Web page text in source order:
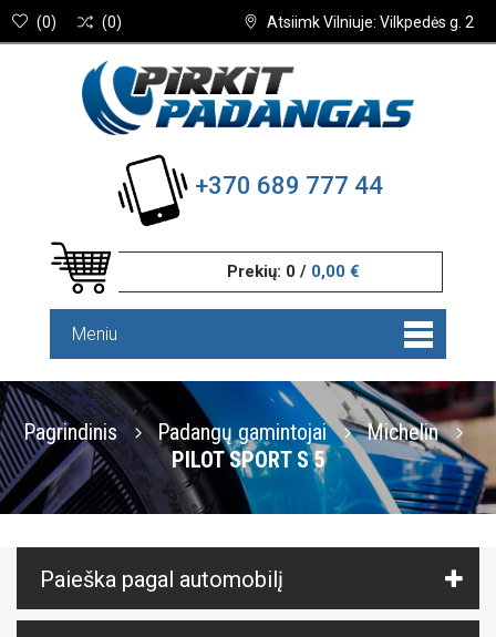
Atsiimk Vilniuje: Vilkpedės g. 2
(0) (0)
+370 689 777 44
Prekių: 0 / 0,00 €
Meniu
Pagrindinis Padangų gamintojai
Michelin
PILOT SPORT S 5
Paieška pagal automobilį